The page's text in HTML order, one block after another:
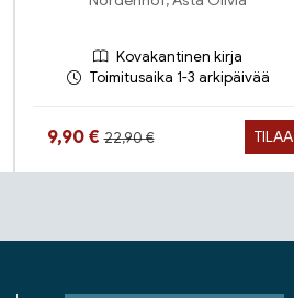
Kovakantinen kirja
Toimitusaika 1-3 arkipäivää
Hinta nyt
9,90 €Hinta aiemmin
22,90 € TILAA